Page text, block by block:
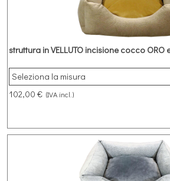
struttura in VELLUTO incisione cocco ORO
102,00 € (IVA incl.)